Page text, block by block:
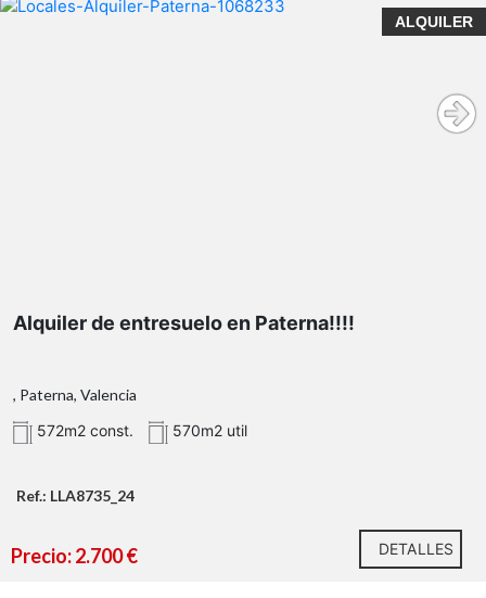
ALQUILER
Alquiler de entresuelo en Paterna!!!!
, Paterna, Valencia
572m2 const.
570m2 util
Ref.: LLA8735_24
Precio: 2.700 € DETALLES